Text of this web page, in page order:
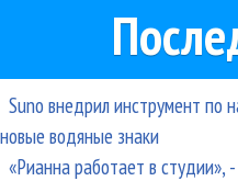
Suno внедрил инструмент по
водяные знаки
«Рианна работает в студии»,